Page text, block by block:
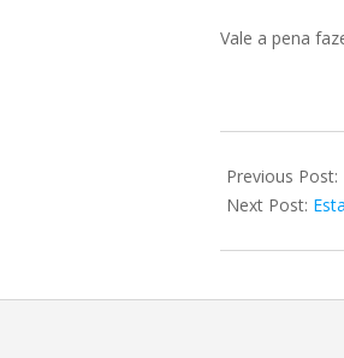
Vale a pena
05-
05
Previous Post:
Next Post: